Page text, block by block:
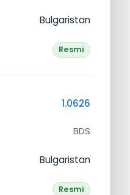
Bulgaristan
Resmi
1.0626
BDS
Bulgaristan
Resmi